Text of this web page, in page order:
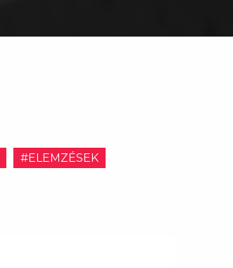
#ELEMZÉSEK